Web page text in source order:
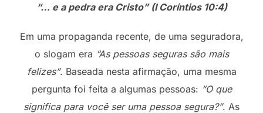
“… e a pedra era Cristo” (I Coríntios 10:4)
Em uma propaganda recente, de uma seguradora,
o slogam era “As pessoas seguras são mais
felizes”. Baseada nesta afirmação, uma mesma
pergunta foi feita a algumas pessoas: “O que
significa para você ser uma pessoa segura?”. As